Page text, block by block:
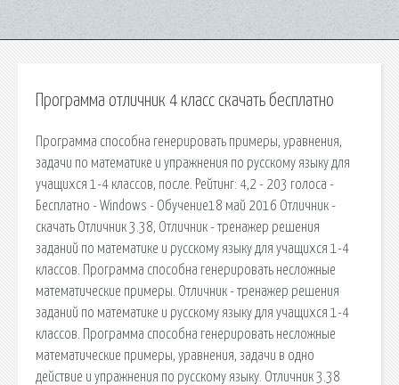
Программа отличник 4 класс скачать бесплатно
Программа способна генерировать примеры, уравнения,
задачи по математике и упражнения по русскому языку для
учащихся 1-4 классов, после. Рейтинг: 4,2 - 203 голоса -
Бесплатно - Windows - Обучение18 май 2016 Отличник -
скачать Отличник 3.38, Отличник - тренажер решения
заданий по математике и русскому языку для учащихся 1-4
классов. Программа способна генерировать несложные
математические примеры. Отличник - тренажер решения
заданий по математике и русскому языку для учащихся 1-4
классов. Программа способна генерировать несложные
математические примеры, уравнения, задачи в одно
действие и упражнения по русскому языку. Отличник 3.38